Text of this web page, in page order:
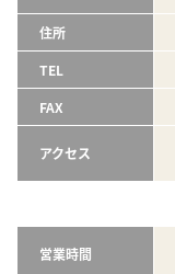
住所
TEL
FAX
アクセス
営業時間